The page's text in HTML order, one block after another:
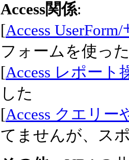
Access関係:
[Access
フォームを使っ
[Access レポート
した
[Access クエリー
てませんが、ス